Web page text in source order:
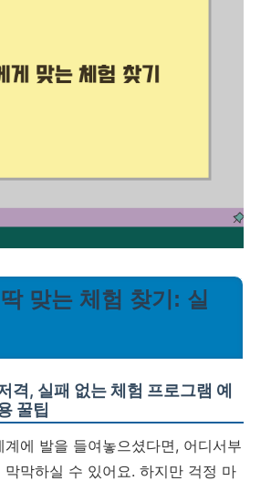
맞는 체험 찾기: 실
격, 실패 없는 체험 프로그램 예
꿀팁
에 발을 들여놓으셨다면, 어디서부
막막하실 수 있어요. 하지만 걱정 마